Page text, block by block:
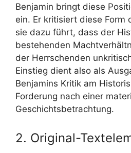
Benjamin bringt diese
ein. Er kritisiert diese Form
sie dazu führt, dass der
bestehenden
der Herrschenden
Einstieg dient also als
Benjamins Kritik am
Forderung nach einer
Geschichtsbetrachtung.
2. Original-